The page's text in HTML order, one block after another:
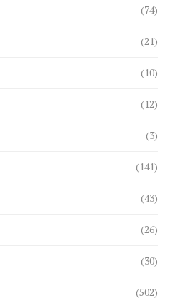
(74)
(21)
(10)
(12)
(3)
(141)
(43)
(26)
(30)
(502)